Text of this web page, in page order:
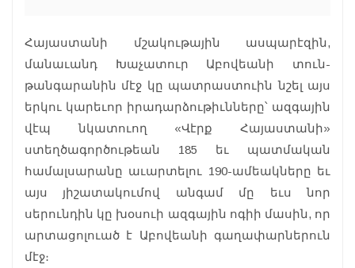
Հայաստանի մշակութային ասպարէզին,
մանաւանդ Խաչատուր Աբովեանի տուն-
թանգարանին մէջ կը պատրաստուին նշել այս
երկու կարեւոր իրադարձութիւնները՝ ազգային
վէպ նկատուող «Վէրք Հայաստանի»
ստեղծագործութեան 185 եւ պատմական
համալսարանը աւարտելու 190-ամեակները եւ
այս յիշատակումով անգամ մը եւս նոր
սերունդին կը խօսուի ազգային ոգիի մասին, որ
արտացոլուած է Աբովեանի գաղափարներուն
մէջ։